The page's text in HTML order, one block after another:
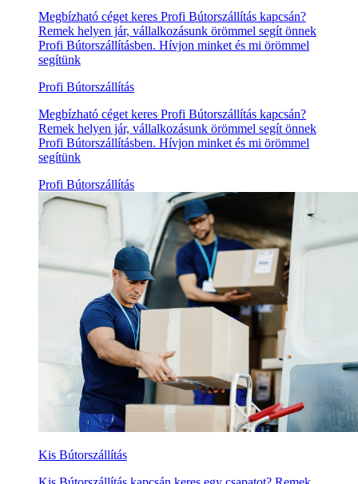
Megbízható céget keres Profi Bútorszállítás kapcsán?
Remek helyen jár, vállalkozásunk örömmel segít önnek
Profi Bútorszállításben. Hívjon minket és mi örömmel
segítünk
Profi Bútorszállítás
Megbízható céget keres Profi Bútorszállítás kapcsán?
Remek helyen jár, vállalkozásunk örömmel segít önnek
Profi Bútorszállításben. Hívjon minket és mi örömmel
segítünk
Profi Bútorszállítás
Kis Bútorszállítás